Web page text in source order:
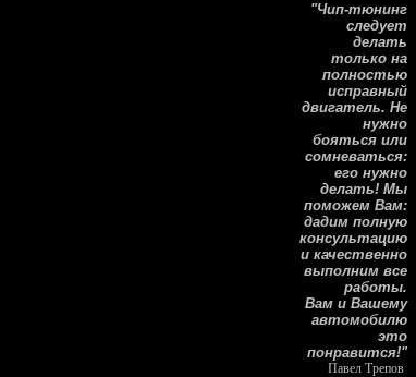
"Чип-тюнинг
следует
делать
только на
полностью
исправный
двигатель. Не
нужно
бояться или
сомневаться:
его нужно
делать! Мы
поможем Вам:
дадим полную
консультацию
и качественно
выполним все
работы.
Вам и Вашему
автомобилю
это
понравится!"
Павел Трепов